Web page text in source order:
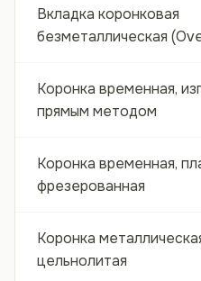
Вкладка коронковая
безметаллическая
Коронка временная,
прямым методом
Коронка временная,
фрезерованная
Коронка
цельнолитая